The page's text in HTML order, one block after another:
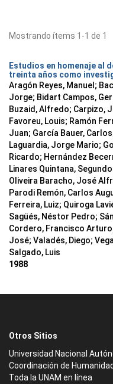
Mostrando ítems 1-1 de 1
Estudios en homenaje al
treinta años como
Aragón Reyes, Manuel;
Jorge; Bidart Campos,
Buzaid, Alfredo; Carpizo,
Favoreu, Louis; Ramón
Juan; García Bauer,
Laguardia, Jorge Mario;
Ricardo; Hernández
Linares Quintana,
Oliveira Baracho, José
Parodi Remón, Carlos
Ferreira, Luiz; Quiroga
Sagüés, Néstor Pedro;
Cordero, Francisco
José; Valadés, Diego;
Salgado, Luis
1988
Otros Sitios
Universidad Nacional
Coordinación de
Toda la UNAM en línea